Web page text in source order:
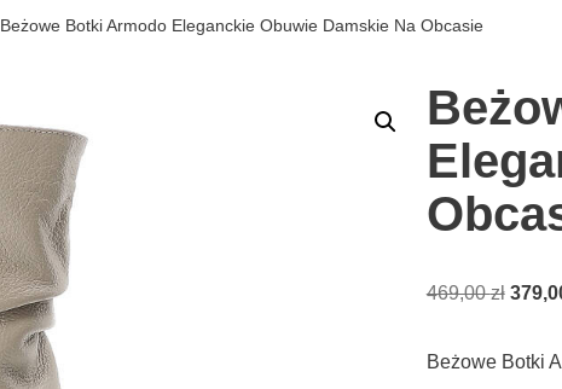
Beżowe Botki Armodo Eleganckie Obuwie Damskie Na Obcasie
469,00zł
Beżowe Botki